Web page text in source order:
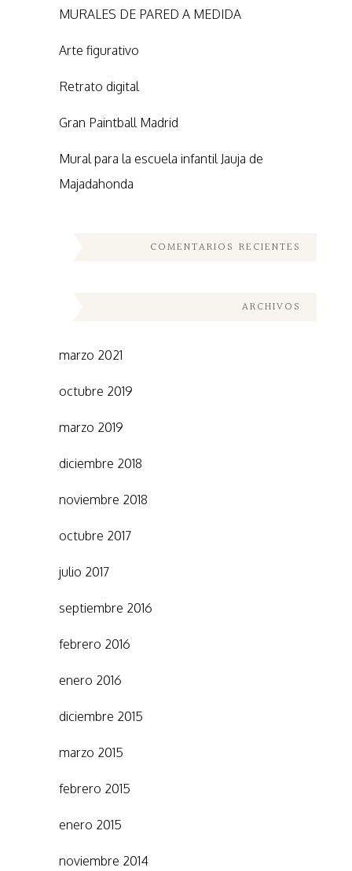
MURALES DE PARED A MEDIDA
Arte figurativo
Retrato digital
Gran Paintball Madrid
Mural para la escuela infantil Jauja de
Majadahonda
COMENTARIOS RECIENTES
ARCHIVOS
marzo 2021
octubre 2019
marzo 2019
diciembre 2018
noviembre 2018
octubre 2017
julio 2017
septiembre 2016
febrero 2016
enero 2016
diciembre 2015
marzo 2015
febrero 2015
enero 2015
noviembre 2014